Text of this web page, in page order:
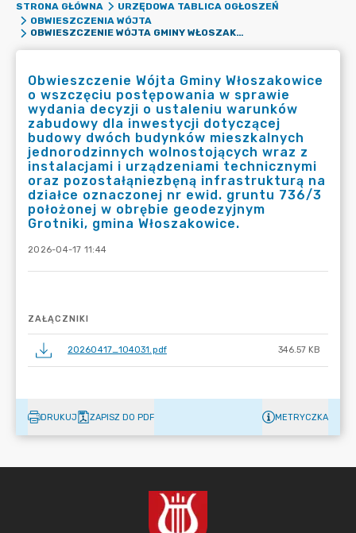
STRONA GŁÓWNA
URZĘDOWA TABLICA OGŁOSZEŃ
OBWIESZCZENIA WÓJTA
OBWIESZCZENIE WÓJTA GMINY WŁOSZAKOWICE O WSZCZĘCIU POSTĘPOWANIA W SPRAWIE WYDANIA DECYZJI O USTALENIU WARUNKÓW ZABUDOWY DLA INWESTYCJI DOTYCZĄCEJ BUDOWY DWÓCH BUDYNKÓW MIESZKALNYCH JEDNORODZINNYCH WOLNOSTOJĄCYCH WRAZ Z INSTALACJAMI I URZĄDZENIAMI TECHNICZNYMI ORAZ POZOSTAŁĄNIEZBĘNĄ INFRASTRUKTURĄ NA DZIAŁCE OZNACZONEJ NR EWID. GRUNTU 736/3 POŁOŻONEJ W OBRĘBIE GEODEZYJNYM GROTNIKI, GMINA WŁOSZAKOWICE.
Obwieszczenie Wójta Gminy Włoszakowice
o wszczęciu postępowania w sprawie
wydania decyzji o ustaleniu warunków
zabudowy dla inwestycji dotyczącej
budowy dwóch budynków mieszkalnych
jednorodzinnych wolnostojących wraz z
instalacjami i urządzeniami technicznymi
oraz pozostałąniezbęną infrastrukturą na
działce oznaczonej nr ewid. gruntu 736/3
położonej w obrębie geodezyjnym
Grotniki, gmina Włoszakowice.
2026-04-17 11:44
ZAŁĄCZNIKI
20260417_104031.pdf 346.57 KB
DRUKUJ ZAPISZ DO PDF METRYCZKA